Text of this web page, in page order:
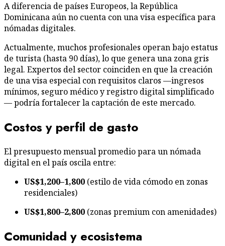
A diferencia de países Europeos, la República
Dominicana aún no cuenta con una visa específica para
nómadas digitales.
Actualmente, muchos profesionales operan bajo estatus
de turista (hasta 90 días), lo que genera una zona gris
legal. Expertos del sector coinciden en que la creación
de una visa especial con requisitos claros —ingresos
mínimos, seguro médico y registro digital simplificado
— podría fortalecer la captación de este mercado.
Costos y perfil de gasto
El presupuesto mensual promedio para un nómada
digital en el país oscila entre:
US$1,200–1,800 (estilo de vida cómodo en zonas
residenciales)
US$1,800–2,800 (zonas premium con amenidades)
Comunidad y ecosistema